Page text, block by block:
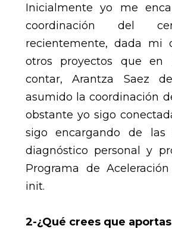
Inicialmente yo me
coordinación del
recientemente, dada mi
otros proyectos que en
contar, Arantza Saez
asumido la coordinación
obstante yo sigo
sigo encargando de las
diagnóstico personal y
Programa de Aceleración
init.
2-¿Qué crees que